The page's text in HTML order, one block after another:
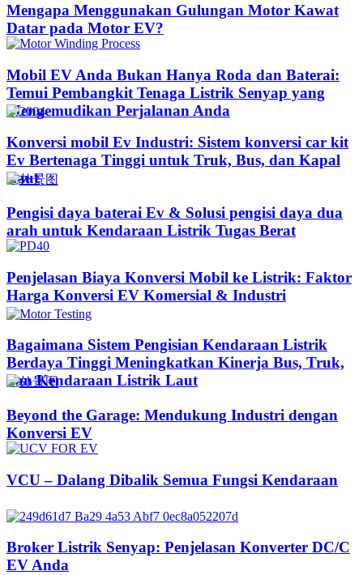
Mengapa Menggunakan Gulungan Motor Kawat
Datar pada Motor EV?
Mobil EV Anda Bukan Hanya Roda dan Baterai:
Temui Pembangkit Tenaga Listrik Senyap yang
Mengemudikan Perjalanan Anda
Konversi mobil Ev Industri: Sistem konversi car kit
Ev Bertenaga Tinggi untuk Truk, Bus, dan Kapal
Laut
Pengisi daya baterai Ev & Solusi pengisi daya dua
arah untuk Kendaraan Listrik Tugas Berat
Penjelasan Biaya Konversi Mobil ke Listrik: Faktor
Harga Konversi EV Komersial & Industri
Bagaimana Sistem Pengisian Kendaraan Listrik
Berdaya Tinggi Meningkatkan Kinerja Bus, Truk,
dan Kendaraan Listrik Laut
Beyond the Garage: Mendukung Industri dengan
Konversi EV
VCU – Dalang Dibalik Semua Fungsi Kendaraan
Broker Listrik Senyap: Penjelasan Konverter DC/C
EV Anda